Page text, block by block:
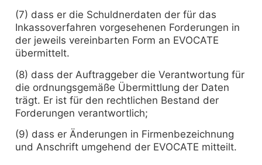
(7) dass er die Schuldnerdaten der für das
Inkassoverfahren vorgesehenen Forderungen in
der jeweils vereinbarten Form an EVOCATE
übermittelt.
(8) dass der Auftraggeber die Verantwortung für
die ordnungsgemäße Übermittlung der Daten
trägt. Er ist für den rechtlichen Bestand der
Forderungen verantwortlich;
(9) dass er Änderungen in Firmenbezeichnung
und Anschrift umgehend der EVOCATE mitteilt.